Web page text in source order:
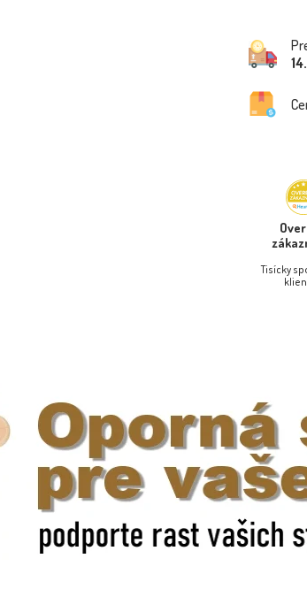
NOVINKALipa malolistá - Tilia Cordata
´Greenspire´- na ...
NOVINKA
Tisícky